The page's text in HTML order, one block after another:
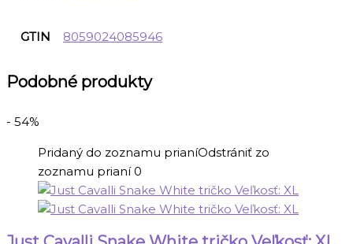
GTIN 8059024085946
Podobné produkty
- 54%
Pridaný do zoznamu prianíOdstrániť zo
zoznamu prianí 0